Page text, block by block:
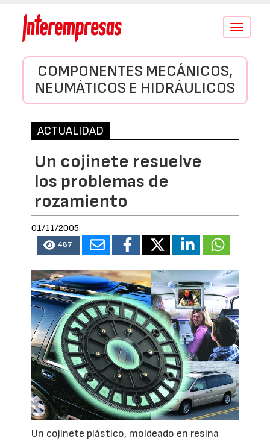
Conmutar
COMPONENTES MECÁNICOS,
NEUMÁTICOS E HIDRÁULICOS
ACTUALIDAD
Un cojinete resuelve
los problemas de
rozamiento
01/11/2005
487
Un cojinete plástico, moldeado en resina